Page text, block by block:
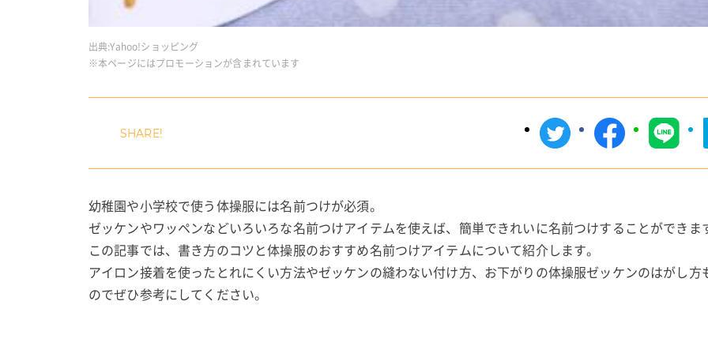
出典:Yahoo!ショッピング
※本ページにはプロモーションが含まれています
幼稚園や小学校で使う体操服には名前つけが必須。
ゼッケンやワッペンなどいろいろな名前つけアイテムを使えば、簡単できれいに名前つけすることができま
この記事では、書き方のコツと体操服のおすすめ名前つけアイテムについて紹介します。
アイロン接着を使ったとれにくい方法やゼッケンの縫わない付け方、お下がりの体操服ゼッケンのはがし方
のでぜひ参考にしてください。